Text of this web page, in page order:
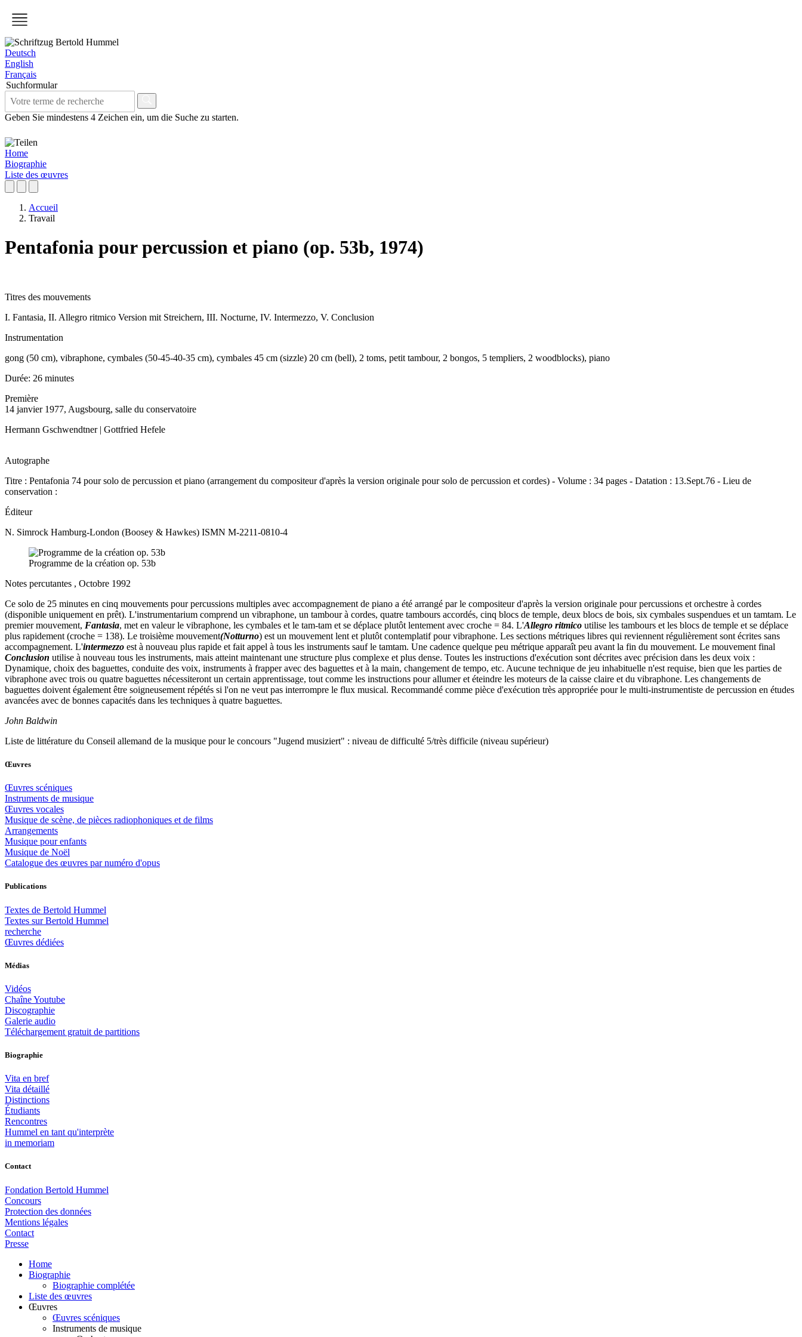
Deutsch
English
Français
Suchformular
Geben Sie mindestens 4 Zeichen ein, um die Suche zu starten.
Home
Biographie
Liste des œuvres
Accueil
Travail
Pentafonia pour percussion et piano (op. 53b, 1974)
Titres des mouvements
I. Fantasia, II. Allegro ritmico Version mit Streichern, III. Nocturne, IV. Intermezzo, V. Conclusion
Instrumentation
gong (50 cm), vibraphone, cymbales (50-45-40-35 cm), cymbales 45 cm (sizzle) 20 cm (bell), 2 toms, petit tambour, 2 bongos, 5 templiers, 2 woodblocks), piano
Durée: 26 minutes
Première
14 janvier 1977, Augsbourg, salle du conservatoire
Hermann Gschwendtner | Gottfried Hefele
Autographe
Titre : Pentafonia 74 pour solo de percussion et piano (arrangement du compositeur d'après la version originale pour solo de percussion et cordes) - Volume : 34 pages - Datation : 13.Sept.76 - Lieu de
conservation :
Éditeur
N. Simrock Hamburg-London (Boosey & Hawkes) ISMN M-2211-0810-4
Programme de la création op. 53b
Notes percutantes , Octobre 1992
Ce solo de 25 minutes en cinq mouvements pour percussions multiples avec accompagnement de piano a été arrangé par le compositeur d'après la version originale pour percussions et orchestre à cordes
(disponible uniquement en prêt). L'instrumentarium comprend un vibraphone, un tambour à cordes, quatre tambours accordés, cinq blocs de temple, deux blocs de bois, six cymbales suspendues et un tamtam. Le
premier mouvement, Fantasia, met en valeur le vibraphone, les cymbales et le tam-tam et se déplace plutôt lentement avec croche = 84. L'Allegro ritmico utilise les tambours et les blocs de temple et se déplace
plus rapidement (croche = 138). Le troisième mouvement(Notturno) est un mouvement lent et plutôt contemplatif pour vibraphone. Les sections métriques libres qui reviennent régulièrement sont écrites sans
accompagnement. L'intermezzo est à nouveau plus rapide et fait appel à tous les instruments sauf le tamtam. Une cadence quelque peu métrique apparaît peu avant la fin du mouvement. Le mouvement final
Conclusion utilise à nouveau tous les instruments, mais atteint maintenant une structure plus complexe et plus dense. Toutes les instructions d'exécution sont décrites avec précision dans les deux voix :
Dynamique, choix des baguettes, conduite des voix, instruments à frapper avec des baguettes et à la main, changement de tempo, etc. Aucune technique de jeu inhabituelle n'est requise, bien que les parties de
vibraphone avec trois ou quatre baguettes nécessiteront un certain apprentissage, tout comme les instructions pour allumer et éteindre les moteurs de la caisse claire et du vibraphone. Les changements de
baguettes doivent également être soigneusement répétés si l'on ne veut pas interrompre le flux musical. Recommandé comme pièce d'exécution très appropriée pour le multi-instrumentiste de percussion en études
avancées avec de bonnes capacités dans les techniques à quatre baguettes.
John Baldwin
Liste de littérature du Conseil allemand de la musique pour le concours "Jugend musiziert" : niveau de difficulté 5/très difficile (niveau supérieur)
Œuvres
Œuvres scéniques
Instruments de musique
Œuvres vocales
Musique de scène, de pièces radiophoniques et de films
Arrangements
Musique pour enfants
Musique de Noël
Catalogue des œuvres par numéro d'opus
Publications
Textes de Bertold Hummel
Textes sur Bertold Hummel
recherche
Œuvres dédiées
Médias
Vidéos
Chaîne Youtube
Discographie
Galerie audio
Téléchargement gratuit de partitions
Biographie
Vita en bref
Vita détaillé
Distinctions
Étudiants
Rencontres
Hummel en tant qu'interprète
in memoriam
Contact
Fondation Bertold Hummel
Concours
Protection des données
Mentions légales
Contact
Presse
Home
Biographie
Biographie complétée
Liste des œuvres
Œuvres
Œuvres scéniques
Instruments de musique